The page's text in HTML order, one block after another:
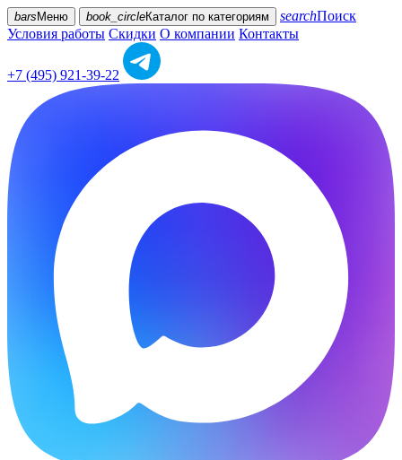
bars Меню book_circleКаталог по категориям searchПоиск
Условия работы Скидки О компании Контакты
+7 (495) 921-39-22